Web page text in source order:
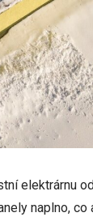
elektrárnu
naplno,